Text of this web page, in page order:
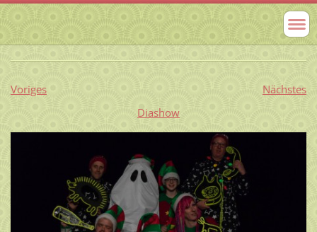
Voriges
Nächstes
Diashow